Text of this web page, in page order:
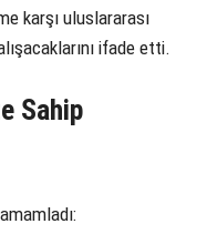
karşı uluslararası
ifade etti.
Sahip